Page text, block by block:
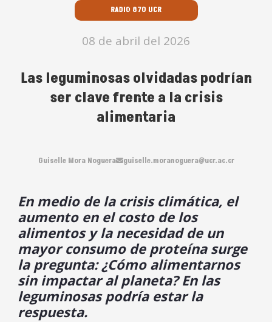
RADIO 870 UCR
08 de abril del 2026
Las leguminosas olvidadas podrían
ser clave frente a la crisis
alimentaria
Guiselle Mora Noguera guiselle.moranoguera@ucr.ac.cr
En medio de la crisis climática, el
aumento en el costo de los
alimentos y la necesidad de un
mayor consumo de proteína surge
la pregunta: ¿Cómo alimentarnos
sin impactar al planeta? En las
leguminosas podría estar la
respuesta.